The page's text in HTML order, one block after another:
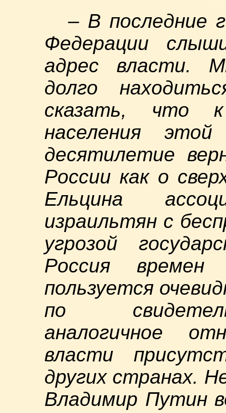
– В последние
Федерации
адрес власти.
долго
сказать, что к
населения
десятилетие
России как о
Ельцина
израильтян с
угрозой
Россия времен
пользуется
по
аналогичное
власти
других странах.
Владимир Путин